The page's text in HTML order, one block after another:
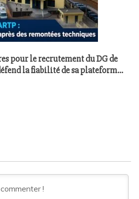
pour le recrutement du DG de
la fiabilité de sa plateforme
techniques